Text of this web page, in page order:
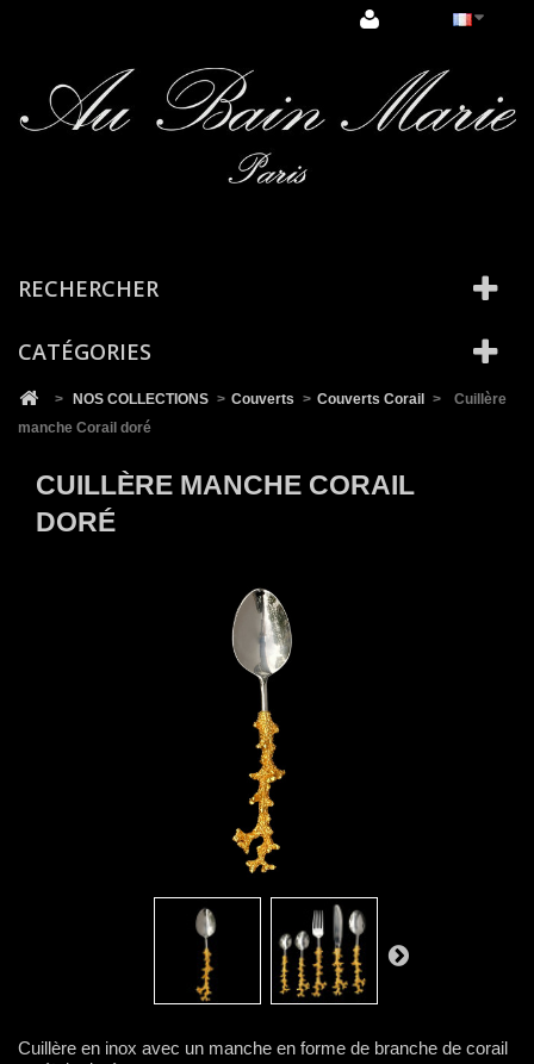
RECHERCHER
CATÉGORIES
> NOS COLLECTIONS > Couverts > Couverts Corail >
Cuillère
manche Corail doré
CUILLÈRE MANCHE CORAIL
DORÉ
Cuillère en inox avec un manche en forme de branche de corail